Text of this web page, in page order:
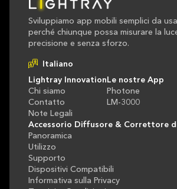
Sviluppiamo app mobili semplici da
perché chiunque possa misurare la
precisione e senza sforzo.
Lightray Innovation
Chi siamo
Contatto
Note Legali
Le nostre App
Photone
LM-3000
Accessorio Diffusore & Correttore
Panoramica
Utilizzo
Supporto
Dispositivi Compatibili
Informativa sulla Privacy